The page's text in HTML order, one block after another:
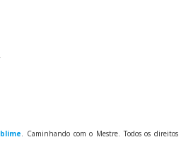
. Caminhando com o Mestre.Todos os